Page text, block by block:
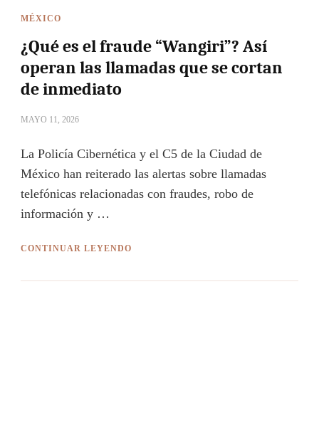
MÉXICO
¿Qué es el fraude “Wangiri”? Así
operan las llamadas que se cortan
de inmediato
MAYO 11, 2026
La Policía Cibernética y el C5 de la Ciudad de
México han reiterado las alertas sobre llamadas
telefónicas relacionadas con fraudes, robo de
información y …
CONTINUAR LEYENDO